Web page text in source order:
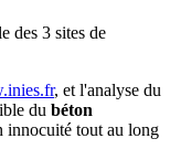
des 3 sites de
, et l'analyse du
du béton
innocuité tout au long